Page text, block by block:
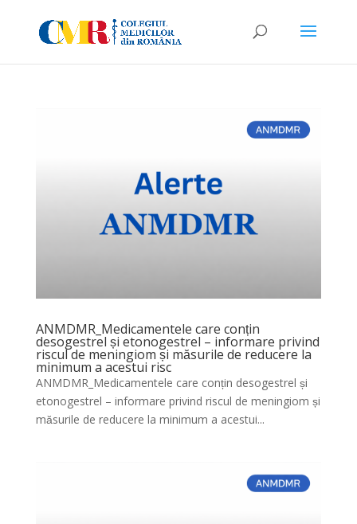
ANMDMR_Medicamentele care conțin
desogestrel și etonogestrel – informare privind
riscul de meningiom și măsurile de reducere la
minimum a acestui risc
ANMDMR_Medicamentele care conțin desogestrel și
etonogestrel – informare privind riscul de meningiom și
măsurile de reducere la minimum a acestui...